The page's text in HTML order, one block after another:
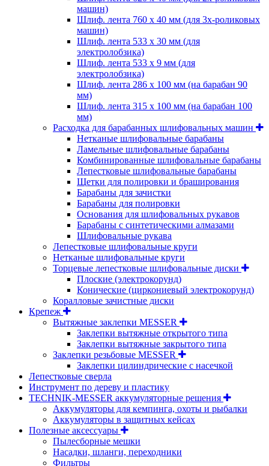
машин)
Шлиф. лента 760 х 40 мм (для 3х-роликовых
машин)
Шлиф. лента 533 х 30 мм (для
электролобзика)
Шлиф. лента 533 х 9 мм (для
электролобзика)
Шлиф. лента 286 х 100 мм (на барабан 90
мм)
Шлиф. лента 315 х 100 мм (на барабан 100
мм)
Расходка для барабанных шлифовальных машин
Нетканые шлифовальные барабаны
Ламельные шлифовальные барабаны
Комбинированные шлифовальные барабаны
Лепестковые шлифовальные барабаны
Щетки для полировки и браширования
Барабаны для зачистки
Барабаны для полировки
Основания для шлифовальных рукавов
Барабаны с синтетическими алмазами
Шлифовальные рукава
Лепестковые шлифовальные круги
Нетканые шлифовальные круги
Торцевые лепестковые шлифовальные диски
Плоские (электрокорунд)
Конические (циркониевый электрокорунд)
Коралловые зачистные диски
Крепеж
Вытяжные заклепки MESSER
Заклепки вытяжные открытого типа
Заклепки вытяжные закрытого типа
Заклепки резьбовые MESSER
Заклепки цилиндрические с насечкой
Лепестковые сверла
Инструмент по дереву и пластику
TECHNIK-MESSER аккумуляторные решения
Аккумуляторы для кемпинга, охоты и рыбалки
Аккумуляторы в защитных кейсах
Полезные аксессуары
Пылесборные мешки
Насадки, шланги, переходники
Фильтры